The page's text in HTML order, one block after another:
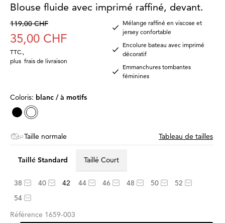
Blouse fluide avec imprimé raffiné, devant.
119,00 CHF
35,00 CHF
TTC.
plus frais de livraison
Mélange raffiné en viscose et
jersey confortable
Encolure bateau avec imprimé
décoratif
Emmanchures tombantes
féminines
Coloris: blanc / à motifs
Taille normale Tableau de tailles
Taillé Standard Taillé Court
38 40 42 44 46 48 50
52
54
Référence 1659-003